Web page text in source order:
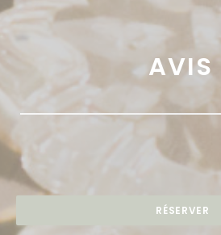
AVIS
RÉSERVER